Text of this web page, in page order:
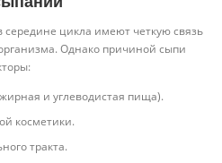
цикла имеют четкую связь
Однако причиной сыпи
и углеводистая пища).
косметики.
тракта.